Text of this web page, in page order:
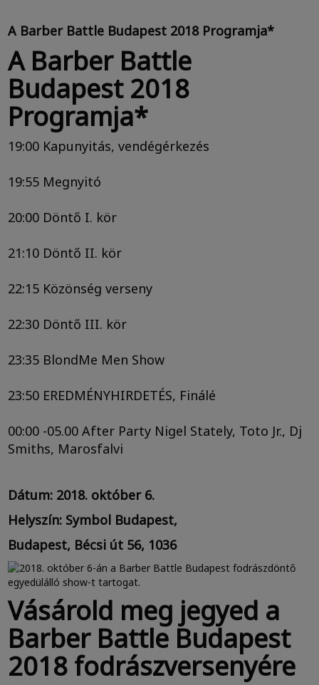
A Barber Battle Budapest 2018 Programja*
A Barber Battle
Budapest 2018
Programja*
19:00 Kapunyitás, vendégérkezés
19:55 Megnyitó
20:00 Döntő I. kör
21:10 Döntő II. kör
22:15 Közönség verseny
22:30 Döntő III. kör
23:35 BlondMe Men Show
23:50 EREDMÉNYHIRDETÉS, Finálé
00:00 -05.00 After Party Nigel Stately, Toto Jr., Dj
Smiths, Marosfalvi
Dátum: 2018. október 6.
Helyszín: Symbol Budapest,
Budapest, Bécsi út 56, 1036
Vásárold meg jegyed a
Barber Battle Budapest
2018 fodrászversenyére